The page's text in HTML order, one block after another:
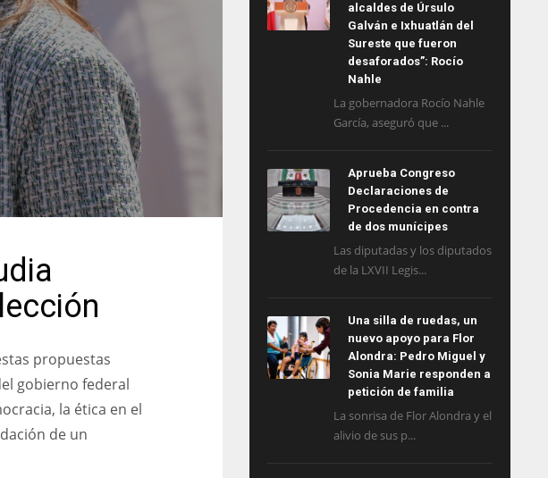
propuestas
gobierno federal
la ética en el
de un
alcaldes de Úrsulo
Galván e Ixhuatlán del
Sureste que fueron
desaforados”: Rocío
Nahle
La gobernadora Rocío Nahle
García, aseguró que ...
Aprueba Congreso
Declaraciones de
Procedencia en contra
de dos munícipes
Las diputadas y los diputados
de la LXVII Legis...
Una silla de ruedas, un
nuevo apoyo para Flor
Alondra: Pedro Miguel y
Sonia Marie responden a
petición de familia
La sonrisa de Flor Alondra y el
alivio de sus p...